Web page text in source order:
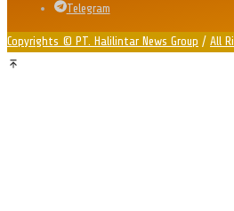
Telegram
Copyrights © PT. Halilintar News Group / All